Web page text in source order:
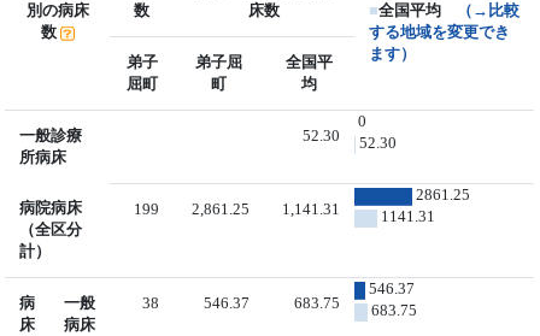
別の病床
数
数
床数
■全国平均
（→比較
する地域を変更でき
ます）
弟子
屈町
弟子屈
町
全国平
均
一般診療
所病床
52.30
0
52.30
病院病床
（全区分
計）
199 2,861.25 1,141.31
2861.25
1141.31
病
床
一般
病床
38 546.37 683.75
546.37
683.75